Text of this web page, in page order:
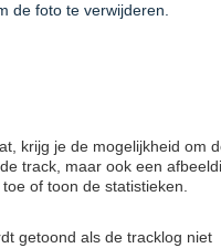
de foto te verwijderen.
krijg je de mogelijkheid om
track, maar ook een
of toon de statistieken.
getoond als de tracklog niet